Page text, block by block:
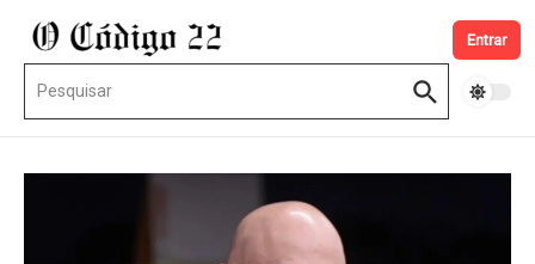
Entrar